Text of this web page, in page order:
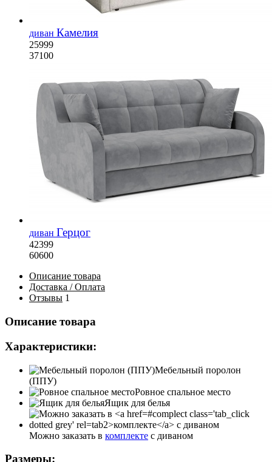
диван Камелия
25999
37100
диван Герцог
42399
60600
Описание товара
Доставка / Оплата
Отзывы 1
Описание товара
Характеристики:
Мебельный поролон
(ППУ)
Ровное спальное место
Ящик для белья
Можно заказать в комплекте с диваном
Размеры: